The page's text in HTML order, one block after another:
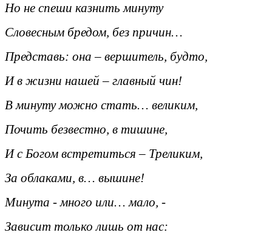
Но не спеши казнить минуту
Словесным бредом, без причин…
Представь: она – вершитель, будто,
И в жизни нашей – главный чин!
В минуту можно стать… великим,
Почить безвестно, в тишине,
И с Богом встретиться – Треликим,
За облаками, в… вышине!
Минута - много или… мало, -
Зависит только лишь от нас: